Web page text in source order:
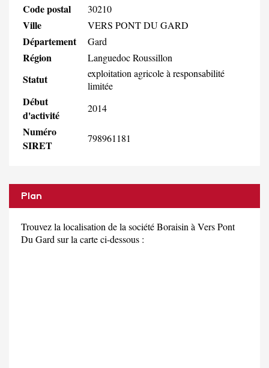
Code postal 30210
Ville VERS PONT DU GARD
Département Gard
Région Languedoc Roussillon
Statut
exploitation agricole à responsabilité
limitée
Début
d'activité
2014
Numéro
SIRET
798961181
Plan
Trouvez la localisation de la société Boraisin à Vers Pont
Du Gard sur la carte ci-dessous :